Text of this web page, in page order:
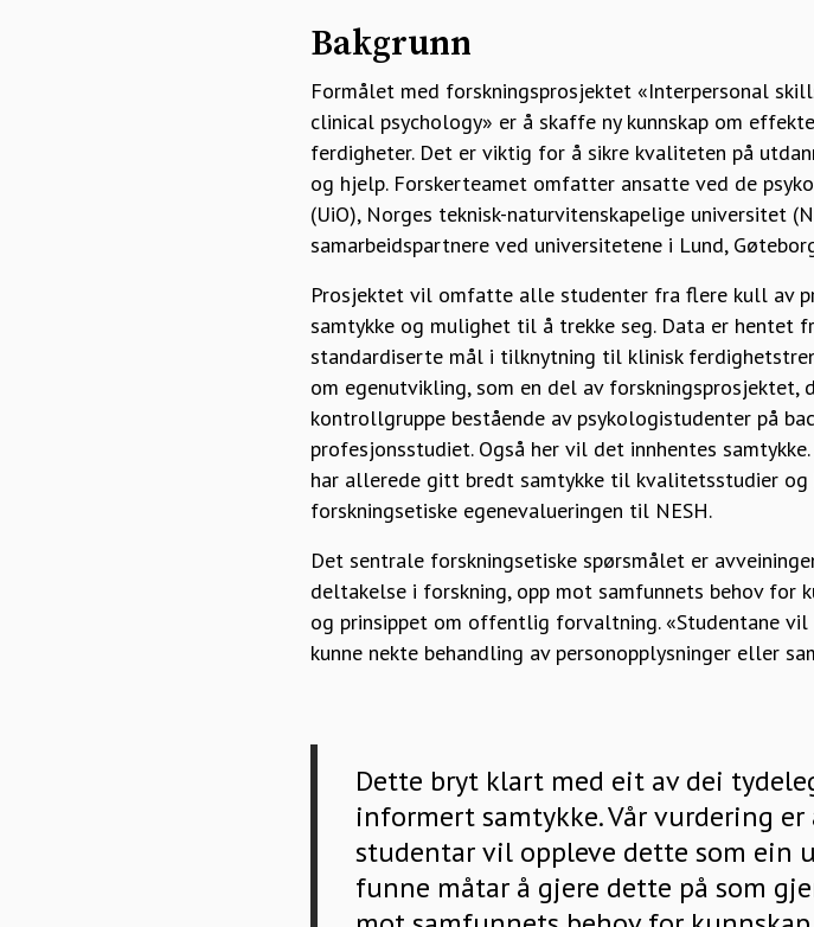
Bakgrunn
Formålet med forskningsprosjektet «Interpersonal
clinical psychology» er å skaffe ny kunnskap om
ferdigheter. Det er viktig for å sikre kvaliteten på
og hjelp. Forskerteamet omfatter ansatte ved de
(UiO), Norges teknisk-naturvitenskapelige universitet
samarbeidspartnere ved universitetene i Lund,
Prosjektet vil omfatte alle studenter fra flere kull av
samtykke og mulighet til å trekke seg. Data er hentet
standardiserte mål i tilknytning til klinisk
om egenutvikling, som en del av forskningsprosjektet,
kontrollgruppe bestående av psykologistudenter på
profesjonsstudiet. Også her vil det innhentes
har allerede gitt bredt samtykke til kvalitetsstudier
forskningsetiske egenevalueringen til NESH.
Det sentrale forskningsetiske spørsmålet er
deltakelse i forskning, opp mot samfunnets behov for
og prinsippet om offentlig forvaltning. «Studentane
kunne nekte behandling av personopplysninger eller
Dette bryt klart med eit av dei
informert samtykke. Vår vurdering
studentar vil oppleve dette som ein
funne måtar å gjere dette på som